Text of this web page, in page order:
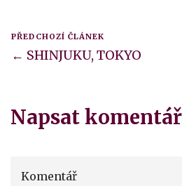
PŘEDCHOZÍ ČLÁNEK
← SHINJUKU, TOKYO
Napsat komentář